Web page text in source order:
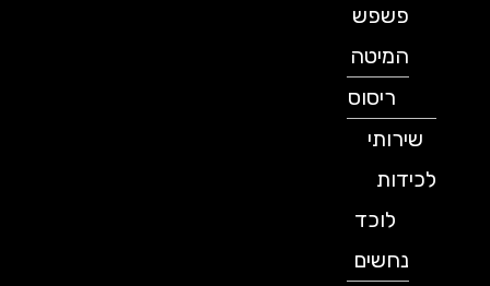
פשפש
המיטה
ריסוס
שירותי
לכידות
לוכד
נחשים